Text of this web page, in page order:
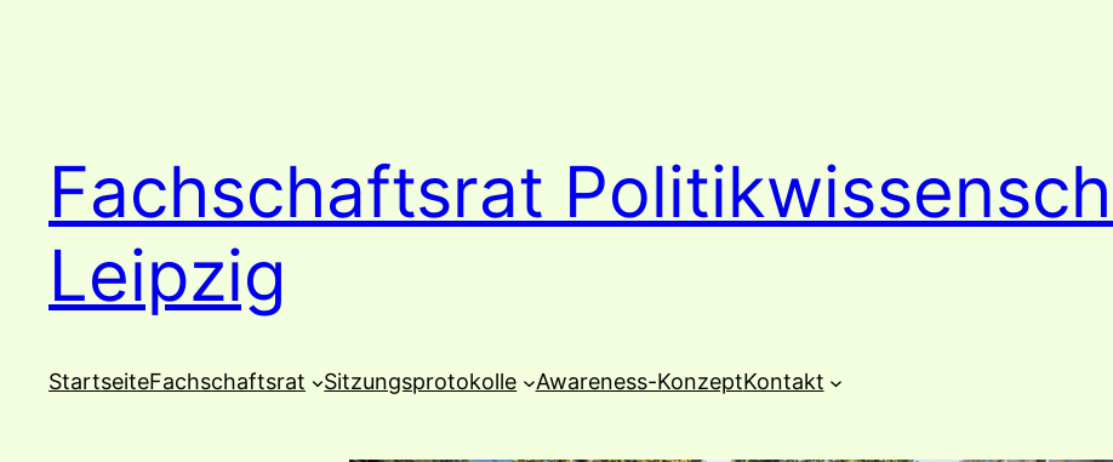
Fachschaftsrat
Leipzig
StartseiteFachschaftsrat Sitzungsprotokolle Awareness-KonzeptKontakt